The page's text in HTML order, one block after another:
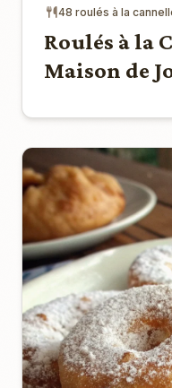
48 roulés à la
Roulés à la
Maison de